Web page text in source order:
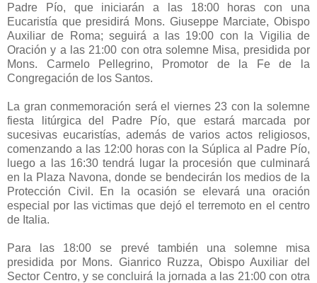
Padre Pío, que iniciarán a las 18:00 horas con una
Eucaristía que presidirá Mons. Giuseppe Marciate, Obispo
Auxiliar de Roma; seguirá a las 19:00 con la Vigilia de
Oración y a las 21:00 con otra solemne Misa, presidida por
Mons. Carmelo Pellegrino, Promotor de la Fe de la
Congregación de los Santos.
La gran conmemoración será el viernes 23 con la solemne
fiesta litúrgica del Padre Pío, que estará marcada por
sucesivas eucaristías, además de varios actos religiosos,
comenzando a las 12:00 horas con la Súplica al Padre Pío,
luego a las 16:30 tendrá lugar la procesión que culminará
en la Plaza Navona, donde se bendecirán los medios de la
Protección Civil. En la ocasión se elevará una oración
especial por las victimas que dejó el terremoto en el centro
de Italia.
Para las 18:00 se prevé también una solemne misa
presidida por Mons. Gianrico Ruzza, Obispo Auxiliar del
Sector Centro, y se concluirá la jornada a las 21:00 con otra